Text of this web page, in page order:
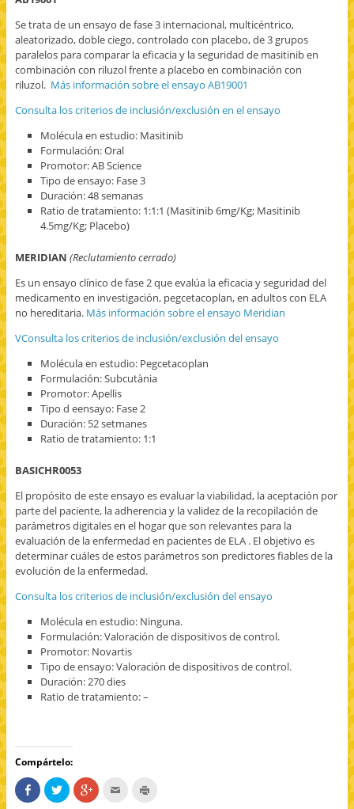
Se trata de un ensayo de fase 3 internacional, multicéntrico,
aleatorizado, doble ciego, controlado con placebo, de 3 grupos
paralelos para comparar la eficacia y la seguridad de masitinib en
combinación con riluzol frente a placebo en combinación con
riluzol. Más información sobre el ensayo AB19001
Consulta los criterios de inclusión/exclusión en el ensayo
Molécula en estudio: Masitinib
Formulación: Oral
Promotor: AB Science
Tipo de ensayo: Fase 3
Duración: 48 semanas
Ratio de tratamiento: 1:1:1 (Masitinib 6mg/Kg; Masitinib
4.5mg/Kg; Placebo)
MERIDIAN (Reclutamiento cerrado)
Es un ensayo clínico de fase 2 que evalúa la eficacia y seguridad del
medicamento en investigación, pegcetacoplan, en adultos con ELA
no hereditaria. Más información sobre el ensayo Meridian
VConsulta los criterios de inclusión/exclusión del ensayo
Molécula en estudio: Pegcetacoplan
Formulación: Subcutània
Promotor: Apellis
Tipo d eensayo: Fase 2
Duración: 52 setmanes
Ratio de tratamiento: 1:1
BASICHR0053
El propósito de este ensayo es evaluar la viabilidad, la aceptación por
parte del paciente, la adherencia y la validez de la recopilación de
parámetros digitales en el hogar que son relevantes para la
evaluación de la enfermedad en pacientes de ELA . El objetivo es
determinar cuáles de estos parámetros son predictores fiables de la
evolución de la enfermedad.
Consulta los criterios de inclusión/exclusión del ensayo
Molécula en estudio: Ninguna.
Formulación: Valoración de dispositivos de control.
Promotor: Novartis
Tipo de ensayo: Valoración de dispositivos de control.
Duración: 270 dies
Ratio de tratamiento: –
Compártelo:
C
o
H
a
H
a